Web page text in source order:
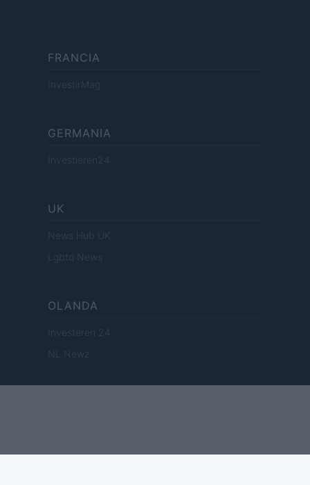
FRANCIA
InvestirMag
GERMANIA
Investieren24
UK
News Hub UK
Lgbtq News
OLANDA
Investeren 24
NL Newz